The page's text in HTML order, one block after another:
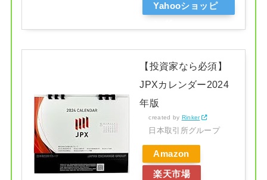
Yahooショッピ
【投資家なら必須】
JPXカレンダー2024
年版
created by Rinker
日本取引所グループ
Amazon
楽天市場